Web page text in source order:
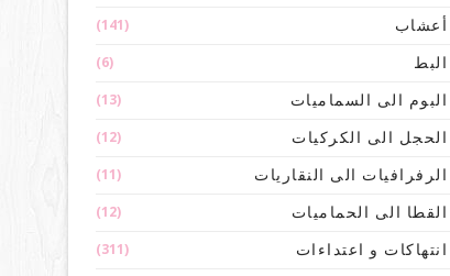
أعشاب (141)
البط (6)
البوم الى السماميات (13)
الحجل الى الكركيات (12)
الرفرافيات الى النقاريات (11)
القطا الى الحماميات (12)
انتهاكات و اعتداءات (311)